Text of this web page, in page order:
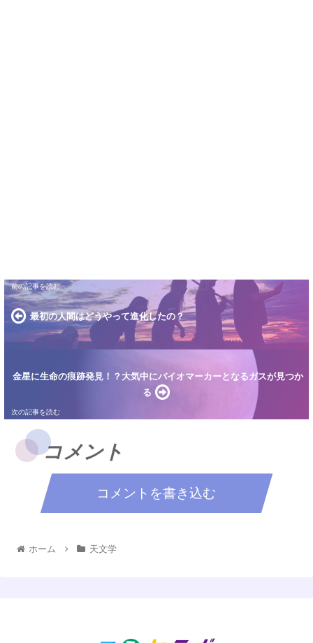
最初の人間はどうやって進化したの？
金星に生命の痕跡発見！？大気中にバイオマーカーとなるガスが見つか
る
コメント
コメントを書き込む
ホーム 天文学